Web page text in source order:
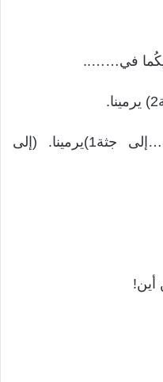
جثة2:( أيضاً يضحك بسخرية…إلى جثة1)يرمينا. (إلى